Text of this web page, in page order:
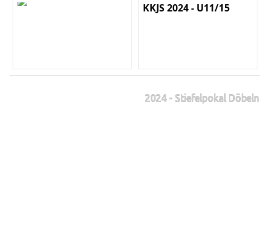
KKJS 2024 - U11/15
2024 - Stiefelpokal Döbeln